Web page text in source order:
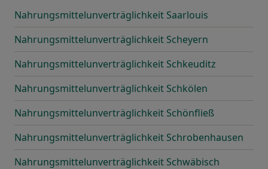
Nahrungsmittelunverträglichkeit Saarlouis
Nahrungsmittelunverträglichkeit Scheyern
Nahrungsmittelunverträglichkeit Schkeuditz
Nahrungsmittelunverträglichkeit Schkölen
Nahrungsmittelunverträglichkeit Schönfließ
Nahrungsmittelunverträglichkeit Schrobenhausen
Nahrungsmittelunverträglichkeit Schwäbisch